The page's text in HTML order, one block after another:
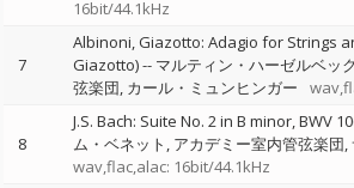
16bit/44.1kHz
7
Albinoni, Giazotto: Adagio for Strings
Giazotto)-- マルティン・ハーゼルベック
弦楽団 カール・ミュンヒンガー
8
J.S. Bach: Suite No. 2 in B minor, BWV
ム・ベネット アカデミー室内管弦楽団
wav,flac,alac: 16bit/44.1kHz